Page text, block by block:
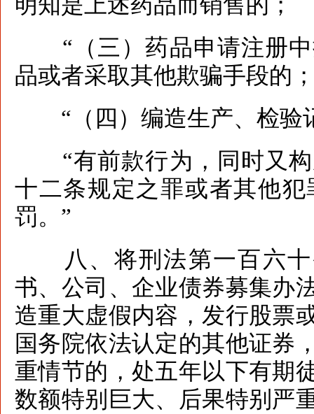
“（三）药品申请注册中
品或者采取其他欺骗手段的
“（四）编造生产、检验
“有前款行为，同时又构
十二条规定之罪或者其他
罚。”
八、将刑法第一百六十
书、公司、企业债券募集办
造重大虚假内容，发行股票
国务院依法认定的其他证券
重情节的，处五年以下有期
数额特别巨大、后果特别严